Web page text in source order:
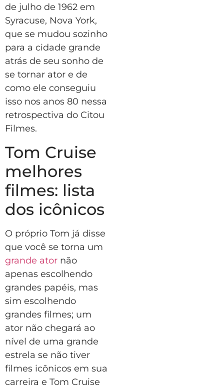
de julho de 1962 em
Syracuse, Nova York,
que se mudou sozinho
para a cidade grande
atrás de seu sonho de
se tornar ator e de
como ele conseguiu
isso nos anos 80 nessa
retrospectiva do Citou
Filmes.
Tom Cruise
melhores
filmes: lista
dos icônicos
O próprio Tom já disse
que você se torna um
grande ator não
apenas escolhendo
grandes papéis, mas
sim escolhendo
grandes filmes; um
ator não chegará ao
nível de uma grande
estrela se não tiver
filmes icônicos em sua
carreira e Tom Cruise